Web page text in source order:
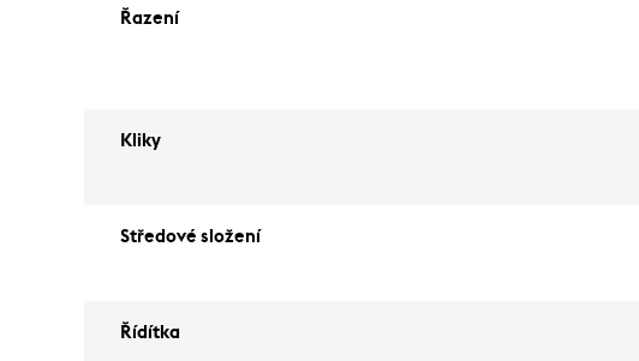
Řazení
Kliky
Středové složení
Řídítka